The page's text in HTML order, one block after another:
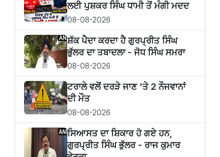
ਲਈ ਪੁਸ਼ਕਰ ਸਿੰਘ ਧਾਮੀ ਤੋਂ ਮੰਗੀ ਮਦਦ
08-08-2026
ਸ਼ੱਕ ਪੈਦਾ ਕਰਦਾ ਹੈ ਗੁਰਪ੍ਰੀਤ ਸਿੰਘ
ਭੁੱਲਰ ਦਾ ਤਬਾਦਲਾ - ਜੋਧ ਸਿੰਘ ਸਮਰਾ
08-08-2026
ਟਰਾਲੇ ਵਲੋਂ ਦਰੜੇ ਜਾਣ 'ਤੇ 2 ਨੌਜਵਾਨਾਂ
ਦੀ ਮੌਤ
08-08-2026
ਸਿਆਸਤ ਦਾ ਸ਼ਿਕਾਰ ਹੋ ਗਏ ਹਨ,
ਗੁਰਪ੍ਰੀਤ ਸਿੰਘ ਭੁੱਲਰ - ਰਾਜ ਕੁਮਾਰ